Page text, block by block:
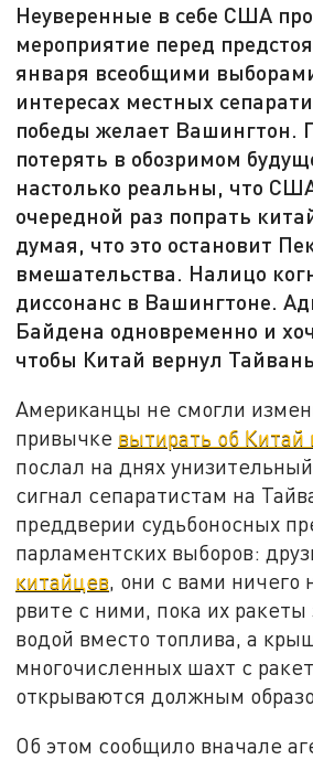
Неуверенные в себе США
мероприятие перед
января всеобщими
интересах местных
победы желает Вашингтон.
потерять в обозримом
настолько реальны, что
очередной раз попрать
думая, что это остановит
вмешательства. Налицо
диссонанс в Вашингтоне.
Байдена одновременно и
чтобы Китай вернул
Американцы не смогли
привычке вытирать об Китай
послал на днях
сигнал сепаратистам на
преддверии судьбоносных
парламентских выборов:
китайцев, они с вами ничего
рвите с ними, пока их
водой вместо топлива, а
многочисленных шахт с
открываются должным
Об этом сообщило вначале